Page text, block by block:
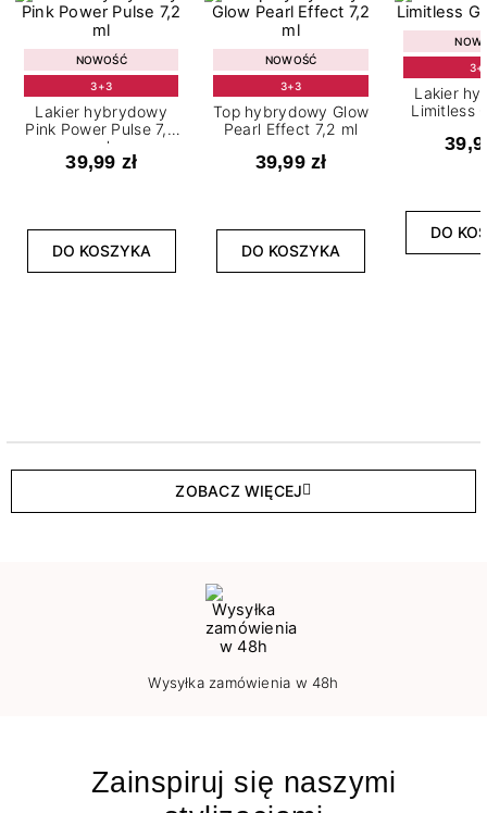
NOWOŚĆ
3+3
Lakier hybrydowy
Pink Power Pulse 7,2
ml
39,99 zł
DO KOSZYKA
NOWOŚĆ
3+3
Top hybrydowy Glow
Pearl Effect 7,2 ml
39,99 zł
DO KOSZYKA
Lakier
Limitless
DO
ZOBACZ WIĘCEJ
Wysyłka zamówienia w 48h
Zainspiruj się naszymi